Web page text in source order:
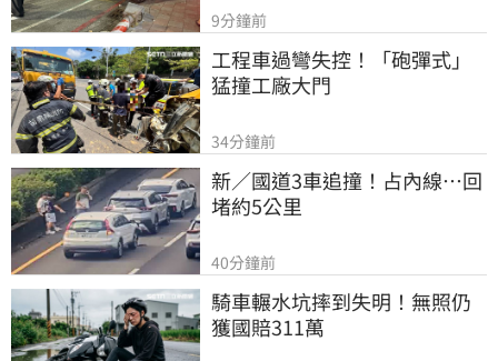
9分鐘前
工程車過彎失控！「砲彈式」
猛撞工廠大門
34分鐘前
新／國道3車追撞！占內線…回
堵約5公里
40分鐘前
騎車輾水坑摔到失明！無照仍
獲國賠311萬